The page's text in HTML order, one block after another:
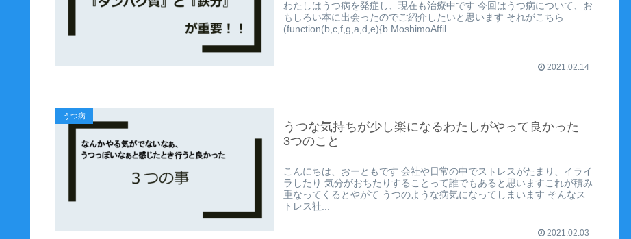
わたしはうつ病を発症し、現在も治療中です 今回はうつ病について、お
もしろい本に出会ったのでご紹介したいと思います それがこちら
(function(b,c,f,g,a,d,e){b.MoshimoAffil...
2021.02.14
うつ病
うつな気持ちが少し楽になるわたしがやって良かった
3つのこと
こんにちは、おーともです 会社や日常の中でストレスがたまり、イライ
ラしたり 気分がおちたりすることって誰でもあると思いますこれが積み
重なってくるとやがて うつのような病気になってしまいます そんなス
トレス社...
2021.02.03